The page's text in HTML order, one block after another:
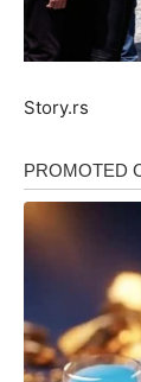
Story.rs